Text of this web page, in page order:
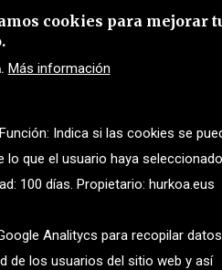
y diseño de IBD
|
cookies para mejorar
Más información
Indica si las cookies se
que el usuario haya
100 días. Propietario: hurkoa.eus
Analitycs para recopilar datos
de los usuarios del sitio web y así